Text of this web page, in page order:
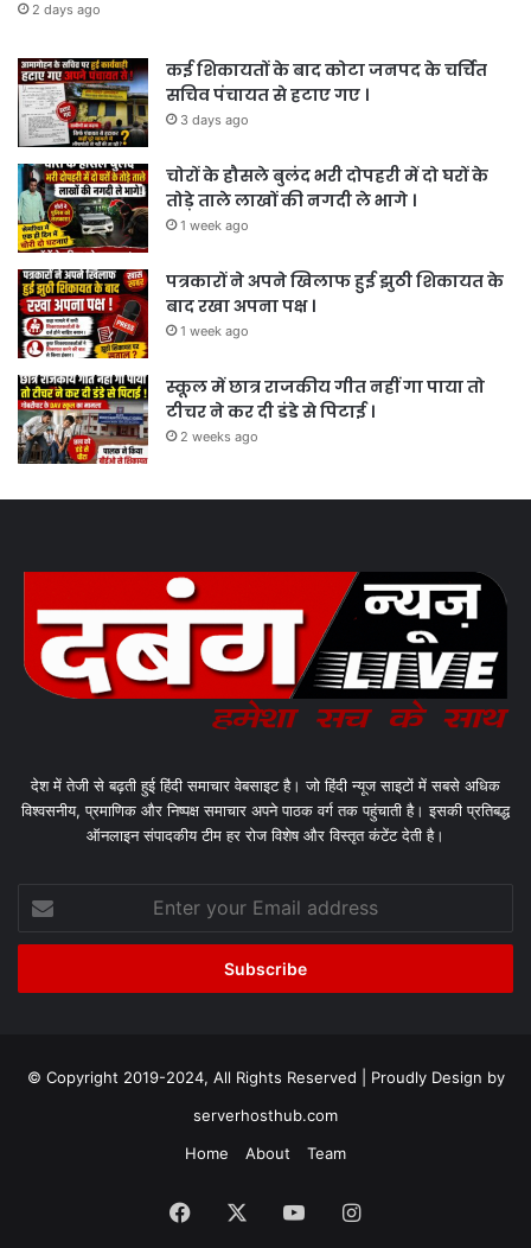
2 days ago
कई शिकायतों के बाद कोटा जनपद के चर्चित
सचिव पंचायत से हटाए गए ।
3 days ago
चोरों के हौसले बुलंद भरी दोपहरी में दो घरों के
तोड़े ताले लाखों की नगदी ले भागे ।
1 week ago
पत्रकारों ने अपने खिलाफ हुई झुठी शिकायत के
बाद रखा अपना पक्ष ।
1 week ago
स्कूल में छात्र राजकीय गीत नहीं गा पाया तो
टीचर ने कर दी डंडे से पिटाई ।
2 weeks ago
देश में तेजी से बढ़ती हुई हिंदी समाचार वेबसाइट है। जो हिंदी न्यूज साइटों में सबसे अधिक
विश्वसनीय, प्रमाणिक और निष्पक्ष समाचार अपने पाठक वर्ग तक पहुंचाती है। इसकी प्रतिबद्ध
ऑनलाइन संपादकीय टीम हर रोज विशेष और विस्तृत कंटेंट देती है।
your
Email
© Copyright 2019-2024, All Rights Reserved | Proudly Design by
serverhosthub.com
Home
About Team
Facebook YouTubeInstagram